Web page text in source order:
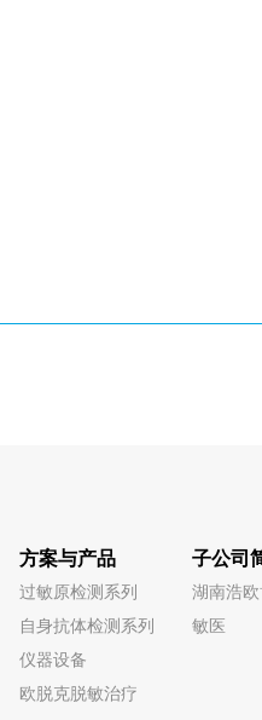
方案与产品
过敏原检测系列
自身抗体检测系列
仪器设备
欧脱克脱敏治疗
子公司
湖南浩
敏医